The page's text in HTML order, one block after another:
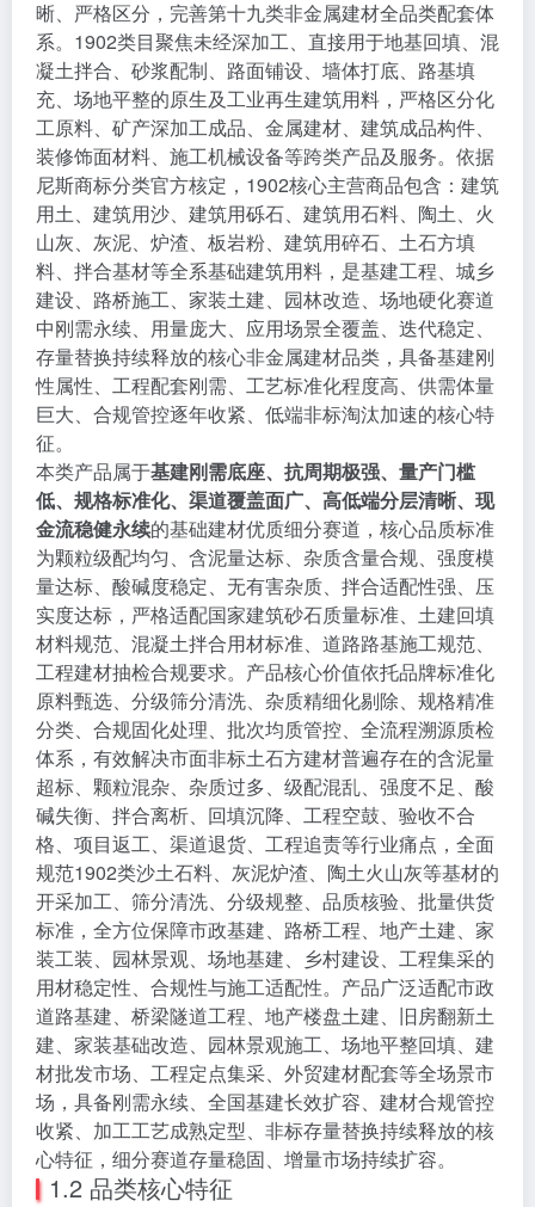
晰、严格区分，完善第十九类非金属建材全品类配套体
系。1902类目聚焦未经深加工、直接用于地基回填、混
凝土拌合、砂浆配制、路面铺设、墙体打底、路基填
充、场地平整的原生及工业再生建筑用料，严格区分化
工原料、矿产深加工成品、金属建材、建筑成品构件、
装修饰面材料、施工机械设备等跨类产品及服务。依据
尼斯商标分类官方核定，1902核心主营商品包含：建筑
用土、建筑用沙、建筑用砾石、建筑用石料、陶土、火
山灰、灰泥、炉渣、板岩粉、建筑用碎石、土石方填
料、拌合基材等全系基础建筑用料，是基建工程、城乡
建设、路桥施工、家装土建、园林改造、场地硬化赛道
中刚需永续、用量庞大、应用场景全覆盖、迭代稳定、
存量替换持续释放的核心非金属建材品类，具备基建刚
性属性、工程配套刚需、工艺标准化程度高、供需体量
巨大、合规管控逐年收紧、低端非标淘汰加速的核心特
征。
本类产品属于基建刚需底座、抗周期极强、量产门槛
低、规格标准化、渠道覆盖面广、高低端分层清晰、现
金流稳健永续的基础建材优质细分赛道，核心品质标准
为颗粒级配均匀、含泥量达标、杂质含量合规、强度模
量达标、酸碱度稳定、无有害杂质、拌合适配性强、压
实度达标，严格适配国家建筑砂石质量标准、土建回填
材料规范、混凝土拌合用材标准、道路路基施工规范、
工程建材抽检合规要求。产品核心价值依托品牌标准化
原料甄选、分级筛分清洗、杂质精细化剔除、规格精准
分类、合规固化处理、批次均质管控、全流程溯源质检
体系，有效解决市面非标土石方建材普遍存在的含泥量
超标、颗粒混杂、杂质过多、级配混乱、强度不足、酸
碱失衡、拌合离析、回填沉降、工程空鼓、验收不合
格、项目返工、渠道退货、工程追责等行业痛点，全面
规范1902类沙土石料、灰泥炉渣、陶土火山灰等基材的
开采加工、筛分清洗、分级规整、品质核验、批量供货
标准，全方位保障市政基建、路桥工程、地产土建、家
装工装、园林景观、场地基建、乡村建设、工程集采的
用材稳定性、合规性与施工适配性。产品广泛适配市政
道路基建、桥梁隧道工程、地产楼盘土建、旧房翻新土
建、家装基础改造、园林景观施工、场地平整回填、建
材批发市场、工程定点集采、外贸建材配套等全场景市
场，具备刚需永续、全国基建长效扩容、建材合规管控
收紧、加工工艺成熟定型、非标存量替换持续释放的核
心特征，细分赛道存量稳固、增量市场持续扩容。
1.2 品类核心特征